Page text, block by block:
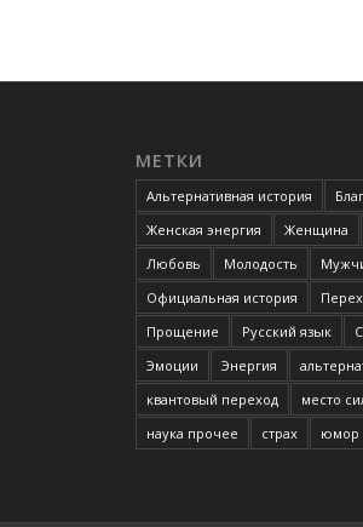
МЕТКИ
Альтернативная история
Женская энергия
Женщина
Любовь
Молодость
Официальная история
Прощение
Русский язык
Эмоции
Энергия
квантовый переход
место
наука прочее
страх юмор